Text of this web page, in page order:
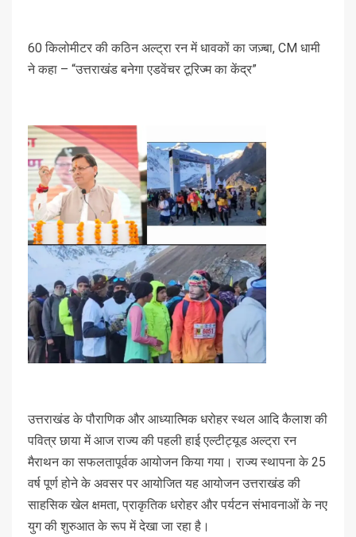
60 किलोमीटर की कठिन अल्ट्रा रन में धावकों का जज़्बा, CM धामी
ने कहा – “उत्तराखंड बनेगा एडवेंचर टूरिज्म का केंद्र”
उत्तराखंड के पौराणिक और आध्यात्मिक धरोहर स्थल आदि कैलाश की
पवित्र छाया में आज राज्य की पहली हाई एल्टीट्यूड अल्ट्रा रन
मैराथन का सफलतापूर्वक आयोजन किया गया। राज्य स्थापना के 25
वर्ष पूर्ण होने के अवसर पर आयोजित यह आयोजन उत्तराखंड की
साहसिक खेल क्षमता, प्राकृतिक धरोहर और पर्यटन संभावनाओं के नए
युग की शुरुआत के रूप में देखा जा रहा है।